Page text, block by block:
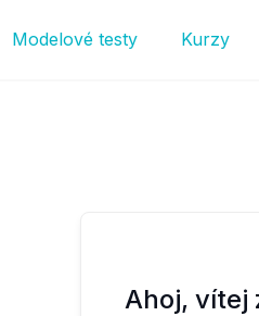
Modelové testy Kurzy
Ahoj, vítej